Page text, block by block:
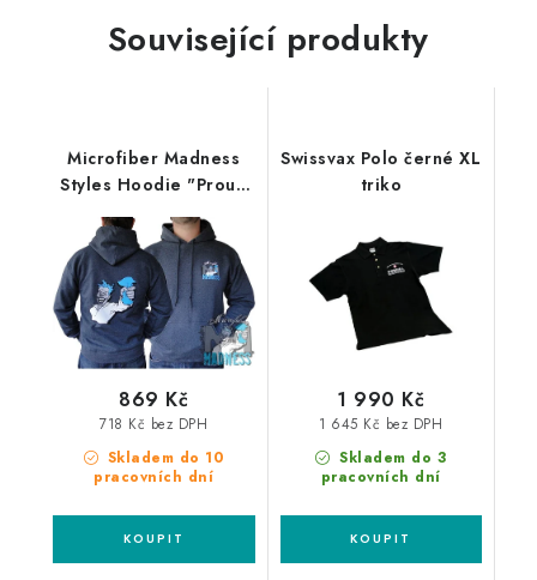
Související produkty
Microfiber Madness
Styles Hoodie "Proud
Clown" mikina
Skladem do 10
pracovních dní
718 Kč bez DPH
869 Kč
Swissvax Polo černé XL
triko
Skladem do 3
pracovních dní
1 645 Kč bez DPH
1 990 Kč